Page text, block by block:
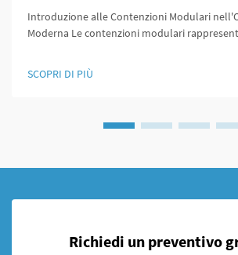
Introduzione alle Contenzioni Modulari
Moderna Le contenzioni modulari
essere facilmente personalizzate in base alle
specifiche di ogni paziente. Ciò che rende
SCOPRI DI PIÙ
Richiedi un preventivo